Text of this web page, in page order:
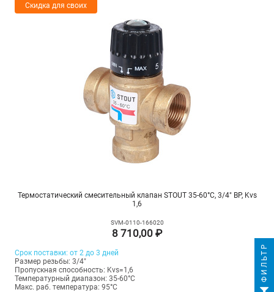
Скидка для своих
Термостатический смесительный клапан STOUT 35-60°C, 3/4" ВР, Kvs
1,6
SVM-0110-166020
8 710,00 ₽
Срок поставки: от 2 до 3 дней
Размер резьбы: 3/4"
Пропускная способность: Kvs=1,6
Температурный диапазон: 35-60°С
Макс. раб. температура: 95°C
ФИЛЬТР